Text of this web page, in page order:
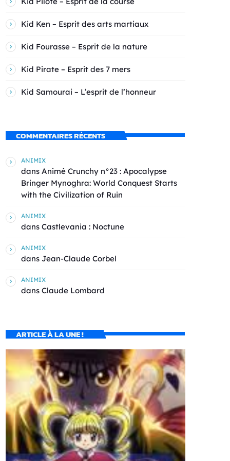
Kid Ken – Esprit des arts martiaux
Kid Fourasse – Esprit de la nature
Kid Pirate – Esprit des 7 mers
Kid Samourai – L’esprit de l’honneur
COMMENTAIRES RÉCENTS
ANIMIX
dans Animé Crunchy n°23 : Apocalypse
Bringer Mynoghra: World Conquest Starts
with the Civilization of Ruin
ANIMIX
dans Castlevania : Noctune
ANIMIX
dans Jean-Claude Corbel
ANIMIX
dans Claude Lombard
ARTICLE À LA UNE !